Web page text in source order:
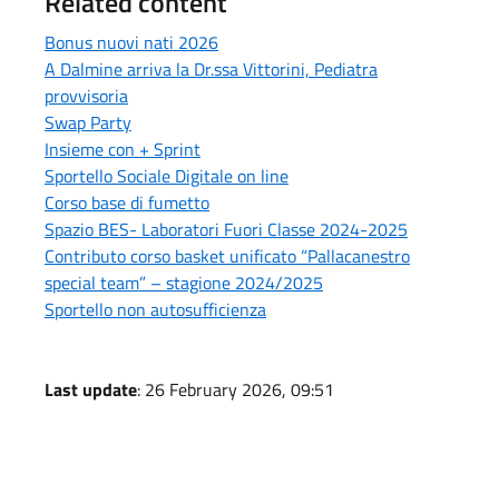
Bonus nuovi nati 2026
A Dalmine arriva la Dr.ssa Vittorini, Pediatra
provvisoria
Swap Party
Insieme con + Sprint
Sportello Sociale Digitale on line
Corso base di fumetto
Spazio BES- Laboratori Fuori Classe 2024-2025
Contributo corso basket unificato “Pallacanestro
special team” – stagione 2024/2025
Sportello non autosufficienza
Last update: 26 February 2026, 09:51